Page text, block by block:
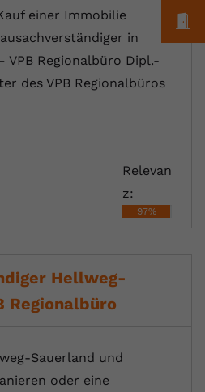
einer Immobilie
in
VPB Regionalbüro Dipl.-
des VPB Regionalbüros
Relevan
z:
97%
Hellweg-
Regionalbüro
Sauerland und
oder eine